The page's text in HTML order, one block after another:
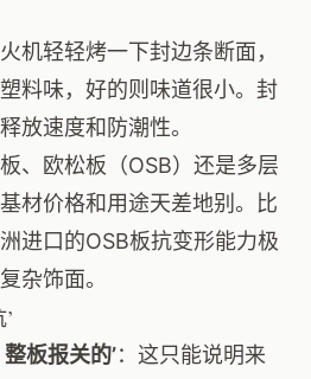
机轻轻烤一下封边条断面，
料味，好的则味道很小。封
放速度和防潮性。
、欧松板（OSB）还是多层
材价格和用途天差地别。比
进口的OSB板抗变形能力极
杂饰面。
板报关的’：这只能说明来